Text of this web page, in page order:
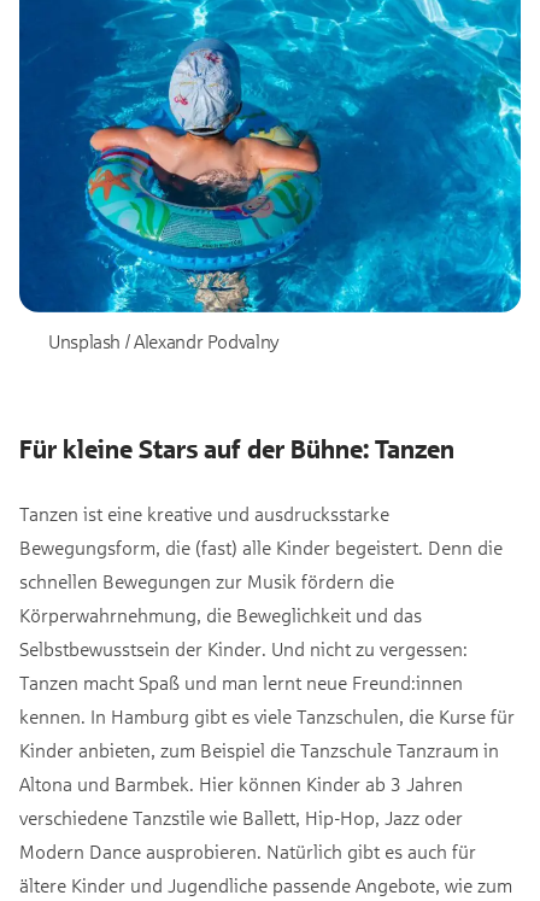
Unsplash / Alexandr Podvalny
Für kleine Stars auf der Bühne: Tanzen
Tanzen ist eine kreative und ausdrucksstarke
Bewegungsform, die (fast) alle Kinder begeistert. Denn die
schnellen Bewegungen zur Musik fördern die
Körperwahrnehmung, die Beweglichkeit und das
Selbstbewusstsein der Kinder. Und nicht zu vergessen:
Tanzen macht Spaß und man lernt neue Freund:innen
kennen. In Hamburg gibt es viele Tanzschulen, die Kurse für
Kinder anbieten, zum Beispiel die Tanzschule Tanzraum in
Altona und Barmbek. Hier können Kinder ab 3 Jahren
verschiedene Tanzstile wie Ballett, Hip-Hop, Jazz oder
Modern Dance ausprobieren. Natürlich gibt es auch für
ältere Kinder und Jugendliche passende Angebote, wie zum